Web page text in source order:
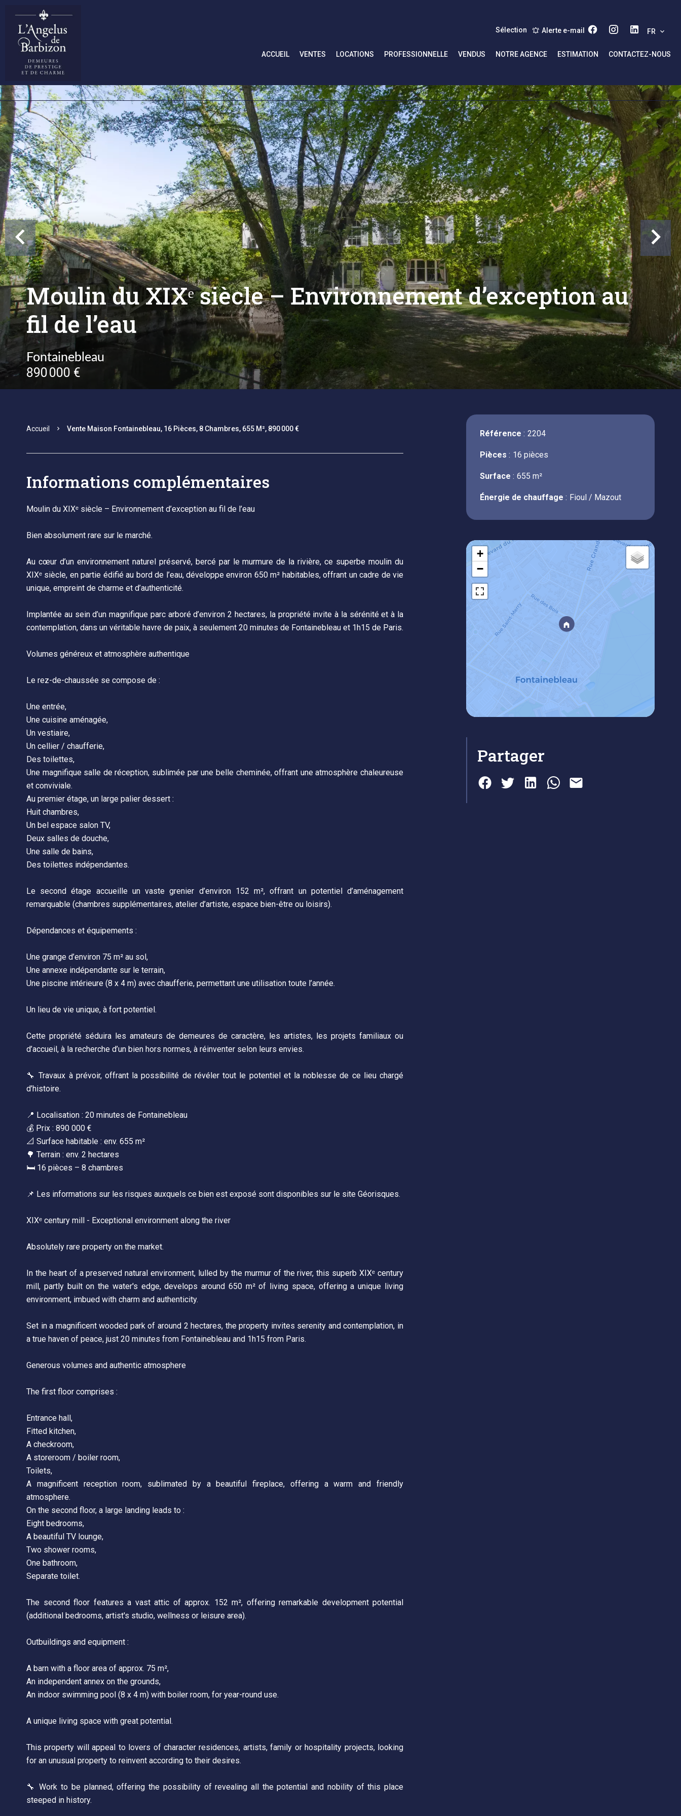
Sélection Alerte e-mail FR
ACCUEIL VENTES LOCATIONS PROFESSIONNELLE VENDUS NOTRE AGENCE ESTIMATION CONTACTEZ-NOUS
Moulin du XIXᵉ siècle – Environnement d’exception au
fil de l’eau
Fontainebleau
890 000 €
Accueil Vente Maison Fontainebleau, 16 Pièces, 8 Chambres, 655 M², 890 000 €
Informations complémentaires
Moulin du XIXᵉ siècle – Environnement d’exception au fil de l’eau
Bien absolument rare sur le marché.
Au cœur d’un environnement naturel préservé, bercé par le murmure de la rivière, ce superbe moulin du
XIXᵉ siècle, en partie édifié au bord de l’eau, développe environ 650 m² habitables, offrant un cadre de vie
unique, empreint de charme et d’authenticité.
Implantée au sein d’un magnifique parc arboré d’environ 2 hectares, la propriété invite à la sérénité et à la
contemplation, dans un véritable havre de paix, à seulement 20 minutes de Fontainebleau et 1h15 de Paris.
Volumes généreux et atmosphère authentique
Le rez-de-chaussée se compose de :
Une entrée,
Une cuisine aménagée,
Un vestiaire,
Un cellier / chaufferie,
Des toilettes,
Une magnifique salle de réception, sublimée par une belle cheminée, offrant une atmosphère chaleureuse
et conviviale.
Au premier étage, un large palier dessert :
Huit chambres,
Un bel espace salon TV,
Deux salles de douche,
Une salle de bains,
Des toilettes indépendantes.
Le second étage accueille un vaste grenier d’environ 152 m², offrant un potentiel d’aménagement
remarquable (chambres supplémentaires, atelier d’artiste, espace bien-être ou loisirs).
Dépendances et équipements :
Une grange d’environ 75 m² au sol,
Une annexe indépendante sur le terrain,
Une piscine intérieure (8 x 4 m) avec chaufferie, permettant une utilisation toute l’année.
Un lieu de vie unique, à fort potentiel.
Cette propriété séduira les amateurs de demeures de caractère, les artistes, les projets familiaux ou
d’accueil, à la recherche d’un bien hors normes, à réinventer selon leurs envies.
🔧 Travaux à prévoir, offrant la possibilité de révéler tout le potentiel et la noblesse de ce lieu chargé
d’histoire.
📍 Localisation : 20 minutes de Fontainebleau
💰 Prix : 890 000 €
📐 Surface habitable : env. 655 m²
🌳 Terrain : env. 2 hectares
🛏 16 pièces – 8 chambres
📌 Les informations sur les risques auxquels ce bien est exposé sont disponibles sur le site Géorisques.
XIXᵉ century mill - Exceptional environment along the river
Absolutely rare property on the market.
In the heart of a preserved natural environment, lulled by the murmur of the river, this superb XIXᵉ century
mill, partly built on the water's edge, develops around 650 m² of living space, offering a unique living
environment, imbued with charm and authenticity.
Set in a magnificent wooded park of around 2 hectares, the property invites serenity and contemplation, in
a true haven of peace, just 20 minutes from Fontainebleau and 1h15 from Paris.
Generous volumes and authentic atmosphere
The first floor comprises :
Entrance hall,
Fitted kitchen,
A checkroom,
A storeroom / boiler room,
Toilets,
A magnificent reception room, sublimated by a beautiful fireplace, offering a warm and friendly
atmosphere.
On the second floor, a large landing leads to :
Eight bedrooms,
A beautiful TV lounge,
Two shower rooms,
One bathroom,
Separate toilet.
The second floor features a vast attic of approx. 152 m², offering remarkable development potential
(additional bedrooms, artist's studio, wellness or leisure area).
Outbuildings and equipment :
A barn with a floor area of approx. 75 m²,
An independent annex on the grounds,
An indoor swimming pool (8 x 4 m) with boiler room, for year-round use.
A unique living space with great potential.
This property will appeal to lovers of character residences, artists, family or hospitality projects, looking
for an unusual property to reinvent according to their desires.
🔧 Work to be planned, offering the possibility of revealing all the potential and nobility of this place
steeped in history.
Référence 2204
Pièces 16 pièces
Surface 655 m²
Énergie de chauffage Fioul / Mazout
+
−
Partager